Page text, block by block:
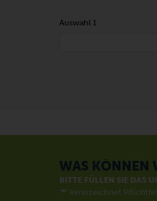
Auswahl 1
WAS KÖNNEN
BITTE FÜLLEN SIE DAS
"*" kennzeichnet